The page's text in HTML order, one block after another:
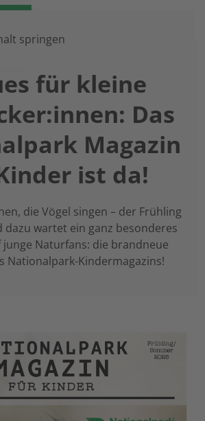
springen
für kleine
Das
Magazin
ist da!
die Vögel singen – der Frühling
dazu wartet ein ganz besonderes
Naturfans: die brandneue
Nationalpark-Kindermagazins!